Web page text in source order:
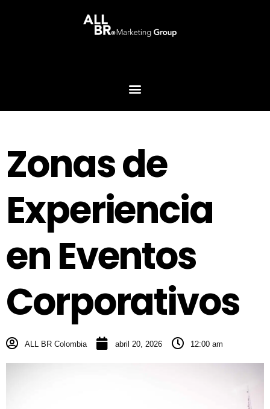
Zonas de
Experiencia
en Eventos
Corporativos
ALL BR Colombia abril 20, 2026 12:00 am